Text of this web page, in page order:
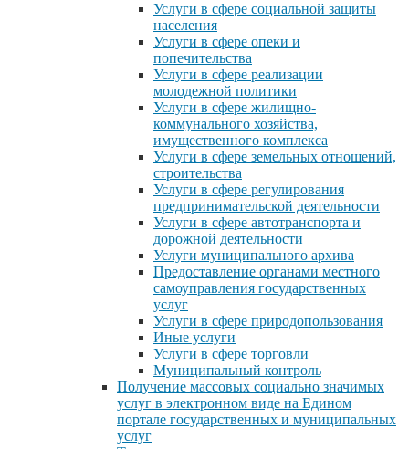
Услуги в сфере социальной защиты
населения
Услуги в сфере опеки и
попечительства
Услуги в сфере реализации
молодежной политики
Услуги в сфере жилищно-
коммунального хозяйства,
имущественного комплекса
Услуги в сфере земельных отношений,
строительства
Услуги в сфере регулирования
предпринимательской деятельности
Услуги в сфере автотранспорта и
дорожной деятельности
Услуги муниципального архива
Предоставление органами местного
самоуправления государственных
услуг
Услуги в сфере природопользования
Иные услуги
Услуги в сфере торговли
Муниципальный контроль
Получение массовых социально значимых
услуг в электронном виде на Едином
портале государственных и муниципальных
услуг